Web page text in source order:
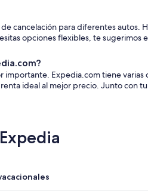
cancelación para diferentes
opciones flexibles, te
importante. Expedia.com tiene
ideal al mejor precio. Junto con